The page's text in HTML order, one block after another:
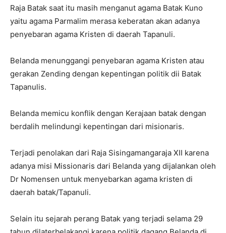
Raja Batak saat itu masih menganut agama Batak Kuno
yaitu agama Parmalim merasa keberatan akan adanya
penyebaran agama Kristen di daerah Tapanuli.
Belanda menunggangi penyebaran agama Kristen atau
gerakan Zending dengan kepentingan politik dii Batak
Tapanulis.
Belanda memicu konflik dengan Kerajaan batak dengan
berdalih melindungi kepentingan dari misionaris.
Terjadi penolakan dari Raja Sisingamangaraja XII karena
adanya misi Missionaris dari Belanda yang dijalankan oleh
Dr Nomensen untuk menyebarkan agama kristen di
daerah batak/Tapanuli.
Selain itu sejarah perang Batak yang terjadi selama 29